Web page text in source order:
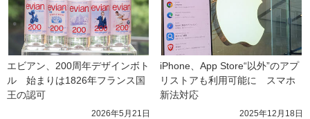
エビアン、200周年デザインボト
ル　始まりは1826年フランス国
王の認可
2026年5月21日
iPhone、App Store“以外”のアプ
リストアも利用可能に　スマホ
新法対応
2025年12月18日